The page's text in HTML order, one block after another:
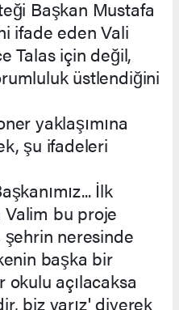
Başkan Mustafa
ifade eden Vali
Talas için değil,
üstlendiğini
yaklaşımına
şu ifadeleri
İlk
Valim bu proje
neresinde
başka bir
açılacaksa
biz varız' diyerek